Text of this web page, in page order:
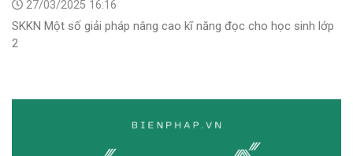
27/03/2025 16:16
SKKN Một số giải pháp nâng cao kĩ năng đọc cho học sinh lớp
2